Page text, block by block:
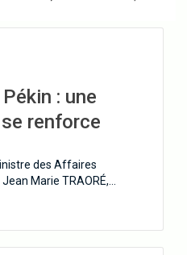
: une
renforce
des Affaires
Marie TRAORÉ,…